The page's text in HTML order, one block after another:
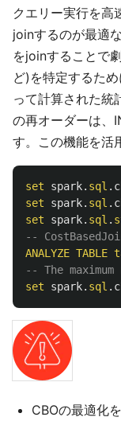
クエリー実行を高
joinするのが最適
をjoinすることで
ど)を特定するた
って計算された統
の再オーダーは、
す。この機能を活
set spark. sql .
set
spark. sql .
set
spark. sql .
--
ANALYZE TABLE
-- The
set
spark. sql .
CBOの最適化